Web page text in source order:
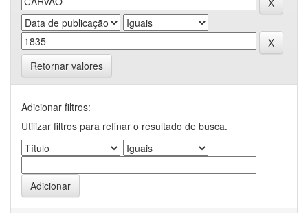
Retornar valores
Adicionar filtros:
Utilizar filtros para refinar o resultado de busca.